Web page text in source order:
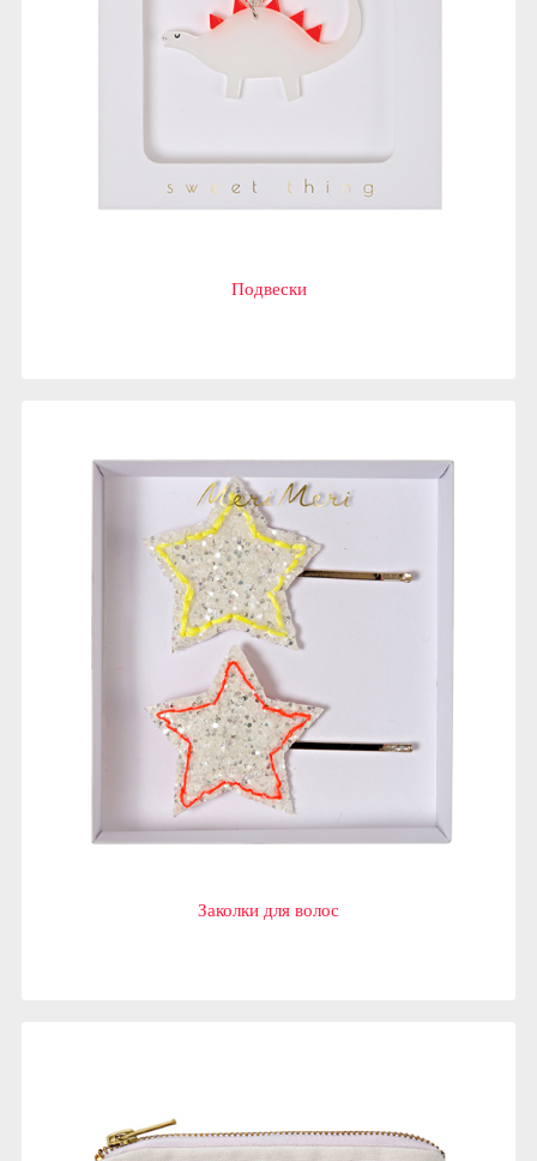
Подвески
Заколки для волос